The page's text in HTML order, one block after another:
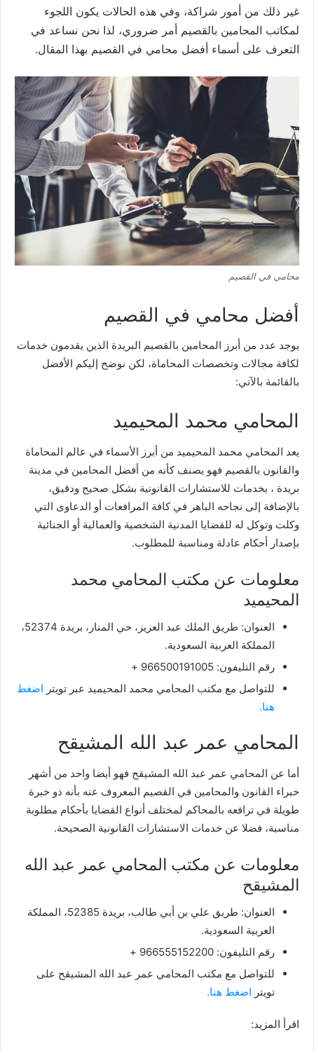
غير ذلك من أمور شراكة، وفي هذه الحالات يكون اللجوء
لمكاتب المحامين بالقصيم أمر ضروري، لذا نحن نساعد في
التعرف على أسماء أفضل محامي في القصيم بهذا المقال.
محامي في القصيم
أفضل محامي في القصيم
يوجد عدد من أبرز المحامين بالقصيم البريدة الذين يقدمون خدمات
لكافة مجالات وتخصصات المحاماة، لكن نوضح إليكم الأفضل
بالقائمة بالآتي:
المحامي محمد المحيميد
يعد المحامي محمد المحيميد من أبرز الأسماء في عالم المحاماة
والقانون بالقصيم فهو يصنف كأنه من أفضل المحامين في مدينة
بريدة ، بخدمات للاستشارات القانونية بشكل صحيح ودقيق،
بالإضافة إلى نجاحه الباهر في كافة المرافعات أو الدعاوى التي
وكلت وتوكل له للقضايا المدنية الشخصية والعمالية أو الجنائية
بإصدار أحكام عادلة ومناسبة للمطلوب.
معلومات عن مكتب المحامي محمد
المحيميد
العنوان: طريق الملك عبد العزيز، حي المنار، بريدة 52374،
المملكة العربية السعودية.
رقم التليفون: 966500191005 +
للتواصل مع مكتب المحامي محمد المحيميد عبر تويتر اضغط
هنا.
المحامي عمر عبد الله المشيقح
أما عن المحامي عمر عبد الله المشيقح فهو أيضا واحد من أشهر
خبراء القانون والمحامين في القصيم المعروف عنه بأنه ذو خبرة
طويلة في ترافعه بالمحاكم لمختلف أنواع القضايا بأحكام مطلوبة
مناسبة، فضلا عن خدمات الاستشارات القانونية الصحيحة.
معلومات عن مكتب المحامي عمر عبد الله
المشيقح
العنوان: طريق علي بن أبي طالب، بريدة 52385، المملكة
العربية السعودية.
رقم التليفون: 966555152200 +
للتواصل مع مكتب المحامي عمر عبد الله المشيقح على
تويتر اضغط هنا.
اقرأ المزيد: